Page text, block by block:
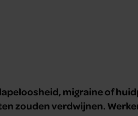
migraine of
zouden verdwijnen.